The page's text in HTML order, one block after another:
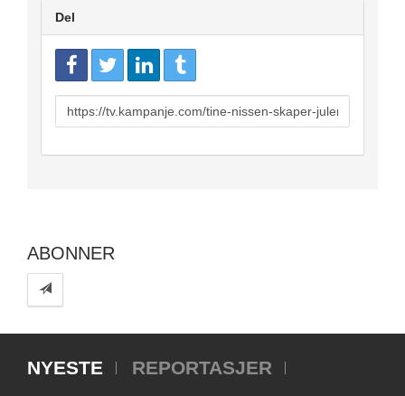
Del
URL
to
ABONNER
NYESTE
REPORTASJER